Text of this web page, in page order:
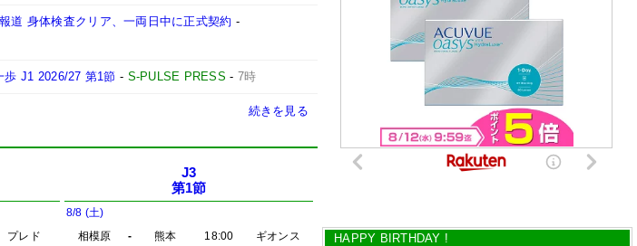
道 身体検査クリア、一両日中に正式契約 -
歩 J1 2026/27 第1節 - S-PULSE PRESS - 7時
続きを見る
プレド
J3
第1節
8/8 (土)
相模原
- 熊本 18:00
ギオンス
HAPPY BIRTHDAY !